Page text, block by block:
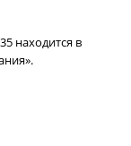
находится в